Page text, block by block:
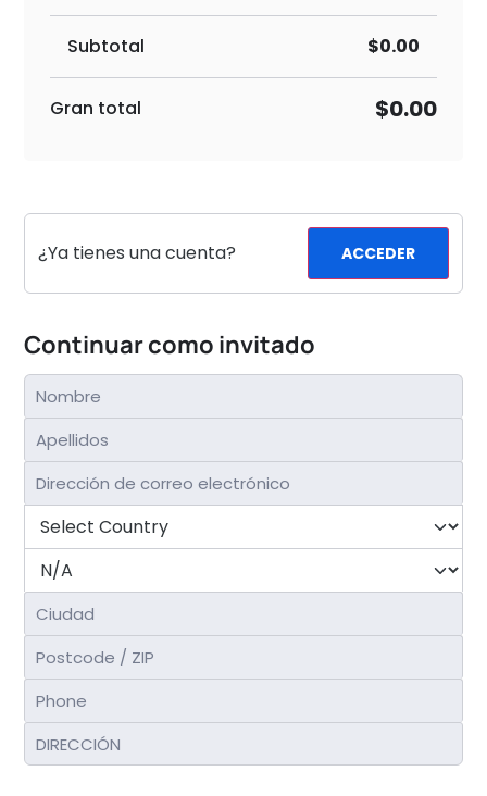
Subtotal $0.00
Gran total $0.00
¿Ya tienes una cuenta? ACCEDER
Continuar como invitado